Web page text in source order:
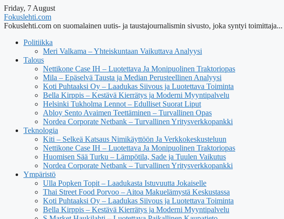
Friday, 7 August
Fokuslehti.com
Fokuslehti.com on suomalainen uutis- ja taustajournalismin sivusto, joka syntyi toimittaja...
Politiikka
Meri Valkama – Yhteiskuntaan Vaikuttava Analyysi
Talous
Nettikone Case IH – Luotettava Ja Monipuolinen Traktoriopas
Mila – Epäselvä Tausta ja Median Perusteellinen Analyysi
Koti Puhtaaksi Oy – Laadukas Siivous ja Luotettava Toiminta
Bella Kirppis – Kestävä Kierrätys ja Moderni Myyntipalvelu
Helsinki Tukholma Lennot – Edulliset Suorat Liput
Abloy Sento Avaimen Teettäminen – Turvallinen Opas
Nordea Corporate Netbank – Turvallinen Yritysverkkopankki
Teknologia
Kiti – Selkeä Katsaus Nimikäyttöön Ja Verkkokeskusteluun
Nettikone Case IH – Luotettava Ja Monipuolinen Traktoriopas
Huomisen Sää Turku – Lämpötila, Sade ja Tuulen Vaikutus
Nordea Corporate Netbank – Turvallinen Yritysverkkopankki
Ympäristö
Ulla Popken Topit – Laadukasta Istuvuutta Jokaiselle
Thai Street Food Porvoo – Aitoa Makuelämystä Keskustassa
Koti Puhtaaksi Oy – Laadukas Siivous ja Luotettava Toiminta
Bella Kirppis – Kestävä Kierrätys ja Moderni Myyntipalvelu